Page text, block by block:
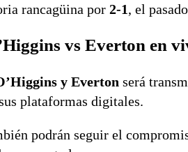
rancagüina por 2-1, el
vs Everton en
y Everton será
plataformas digitales.
podrán seguir el